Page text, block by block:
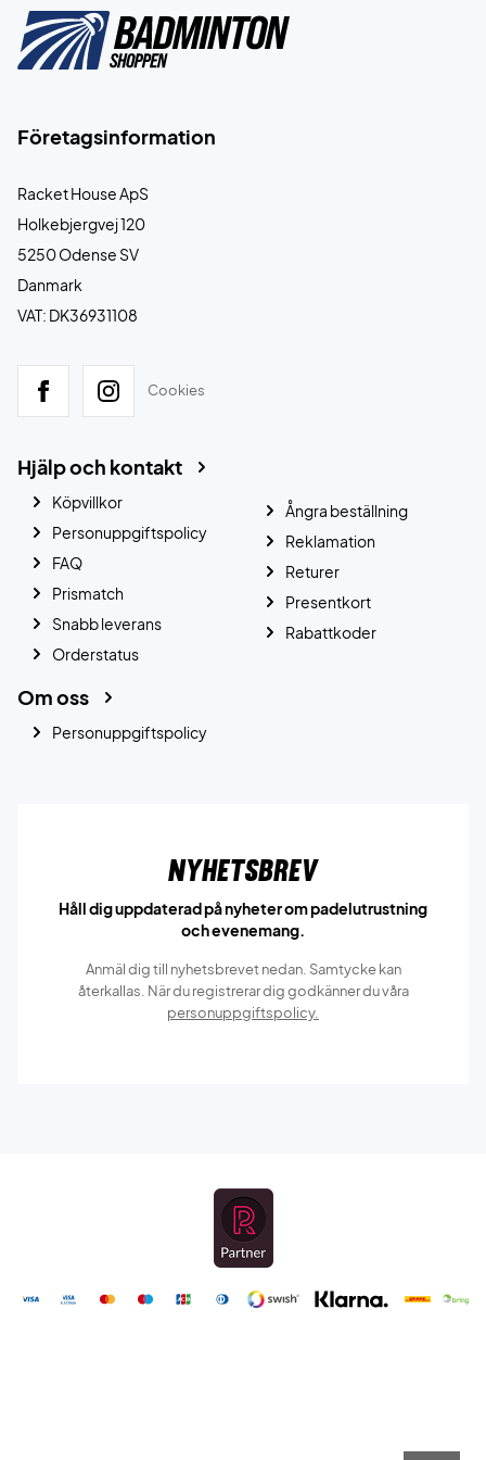
Företagsinformation
Racket House ApS
Holkebjergvej 120
5250 Odense SV
Danmark
VAT: DK36931108
Cookies
Hjälp och kontakt
Köpvillkor
Personuppgiftspolicy
FAQ
Prismatch
Snabb leverans
Orderstatus
Ångra beställning
Reklamation
Returer
Presentkort
Rabattkoder
Om oss
Personuppgiftspolicy
Nyhetsbrev
Håll dig uppdaterad på nyheter om padelutrustning
och evenemang.
Anmäl dig till nyhetsbrevet nedan. Samtycke kan
återkallas. När du registrerar dig godkänner du våra
personuppgiftspolicy.